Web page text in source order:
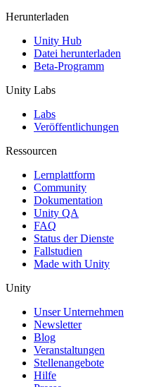
Herunterladen
Unity Hub
Datei herunterladen
Beta-Programm
Unity Labs
Labs
Veröffentlichungen
Ressourcen
Lernplattform
Community
Dokumentation
Unity QA
FAQ
Status der Dienste
Fallstudien
Made with Unity
Unity
Unser Unternehmen
Newsletter
Blog
Veranstaltungen
Stellenangebote
Hilfe